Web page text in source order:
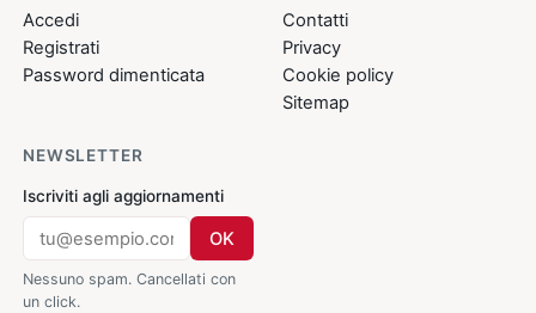
Accedi
Registrati
Password dimenticata
Contatti
Privacy
Cookie policy
Sitemap
NEWSLETTER
Iscriviti agli aggiornamenti
OK
Nessuno spam. Cancellati con
un click.